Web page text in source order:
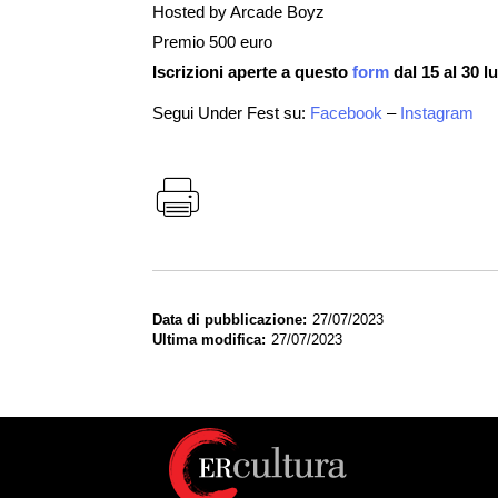
Hosted by Arcade Boyz
Premio 500 euro
Iscrizioni aperte a questo form dal 15 al 30
Segui Under Fest su: Facebook – Instagram
Data di pubblicazione
27/07/2023
Ultima modifica
27/07/2023